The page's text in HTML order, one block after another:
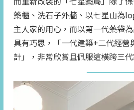
藥櫃、洗石子外牆、以七星山為
主人家的用心，而以第一代藥袋
具有巧思，「一代建築+二代經營
計」，非常欣賞且佩服這橫跨三